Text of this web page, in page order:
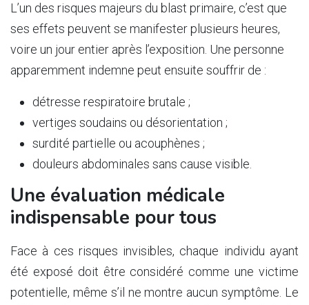
L’un des risques majeurs du blast primaire, c’est que
ses effets peuvent se manifester plusieurs heures,
voire un jour entier après l’exposition. Une personne
apparemment indemne peut ensuite souffrir de :
détresse respiratoire brutale ;
vertiges soudains ou désorientation ;
surdité partielle ou acouphènes ;
douleurs abdominales sans cause visible.
Une évaluation médicale
indispensable pour tous
Face à ces risques invisibles, chaque individu ayant
été exposé doit être considéré comme une victime
potentielle, même s’il ne montre aucun symptôme. Le